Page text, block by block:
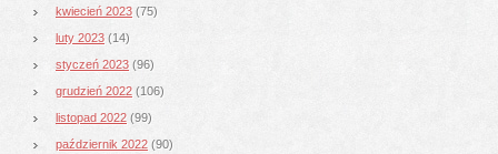
kwiecień 2023 (75)
luty 2023 (14)
styczeń 2023 (96)
grudzień 2022 (106)
listopad 2022 (99)
październik 2022 (90)